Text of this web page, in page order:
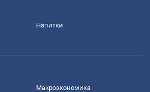
Напитки
Mакроэкономика